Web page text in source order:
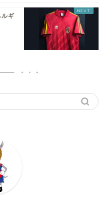
ルギ